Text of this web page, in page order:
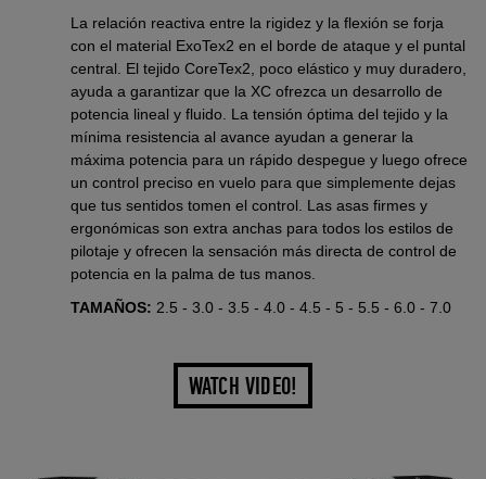
La relación reactiva entre la rigidez y la flexión se forja
con el material ExoTex2 en el borde de ataque y el puntal
central. El tejido CoreTex2, poco elástico y muy duradero,
ayuda a garantizar que la XC ofrezca un desarrollo de
potencia lineal y fluido. La tensión óptima del tejido y la
mínima resistencia al avance ayudan a generar la
máxima potencia para un rápido despegue y luego ofrece
un control preciso en vuelo para que simplemente dejas
que tus sentidos tomen el control. Las asas firmes y
ergonómicas son extra anchas para todos los estilos de
pilotaje y ofrecen la sensación más directa de control de
potencia en la palma de tus manos.
TAMAÑOS: 2.5 - 3.0 - 3.5 - 4.0 - 4.5 - 5 - 5.5 - 6.0 - 7.0
WATCH VIDEO!